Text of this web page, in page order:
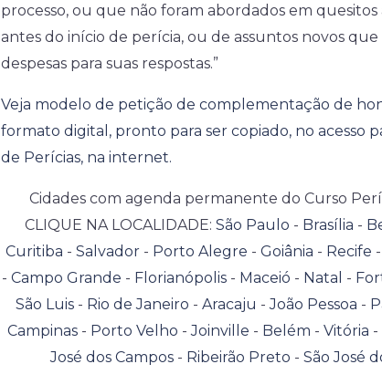
processo, ou que não foram abordados em
antes do início de perícia, ou de assuntos novos
despesas para suas respostas.”
Veja modelo de petição de complementação de
formato digital, pronto para ser copiado, no acesso
de Perícias, na internet.
Cidades com agenda permanente do Curso
CLIQUE NA LOCALIDADE: São Paulo - Brasília -
Curitiba - Salvador- Porto Alegre - Goiânia - Recife -
- Campo Grande - Florianópolis - Maceió - Natal -
São Luis - Rio de Janeiro - Aracaju -João Pessoa -
Campinas - Porto Velho -Joinville - Belém - Vitória -
José dos Campos- Ribeirão Preto - São José